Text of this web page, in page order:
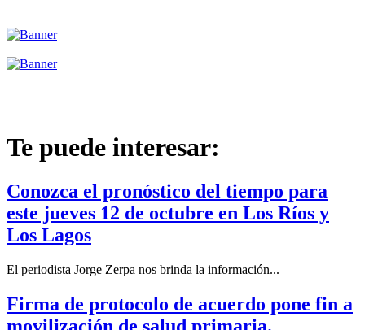
Te puede interesar:
Conozca el pronóstico del tiempo para
este jueves 12 de octubre en Los Ríos y
Los Lagos
El periodista Jorge Zerpa nos brinda la información...
Firma de protocolo de acuerdo pone fin a
movilización de salud primaria.